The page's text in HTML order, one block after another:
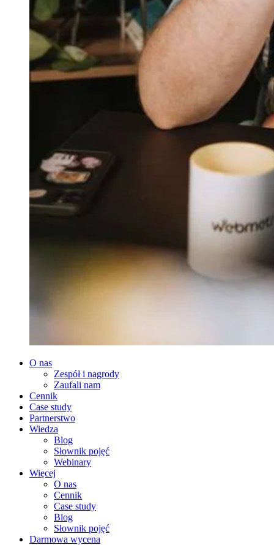
O nas
Zespół i nagrody
Zaufali nam
Cennik
Case study
Partnerstwo
Wiedza
Blog
Słownik pojęć
Webinary
Więcej
O nas
Cennik
Case study
Blog
Słownik pojęć
Darmowa wycena